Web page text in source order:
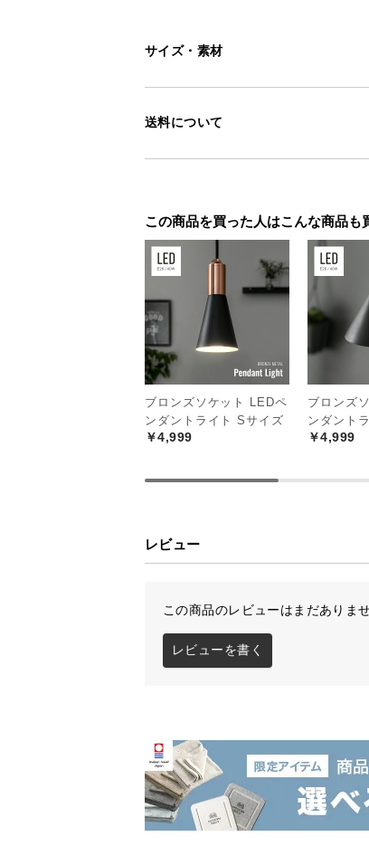
ブロンズのソケットは細い線
のある風合いに仕上げました。
空間全体を均等
電球をそのままを生かした作
サイズ・素材
送料について
この商品を買った人はこんな商品も
ブロンズソケット LEDペ
ンダントライト Sサイズ
￥4,999
ブロンズ
ンダント
￥4,999
レビュー
この商品のレビューはまだありませ
レビューを書く